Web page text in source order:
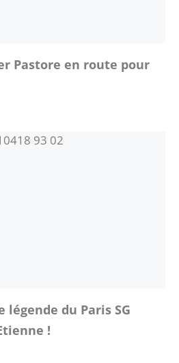
Pastore en route pour
légende du Paris SG
!